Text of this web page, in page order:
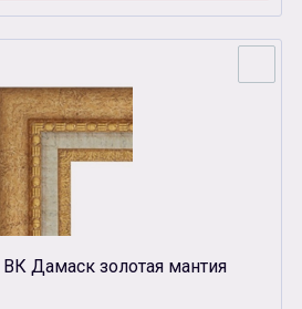
Дамаск золотая мантия